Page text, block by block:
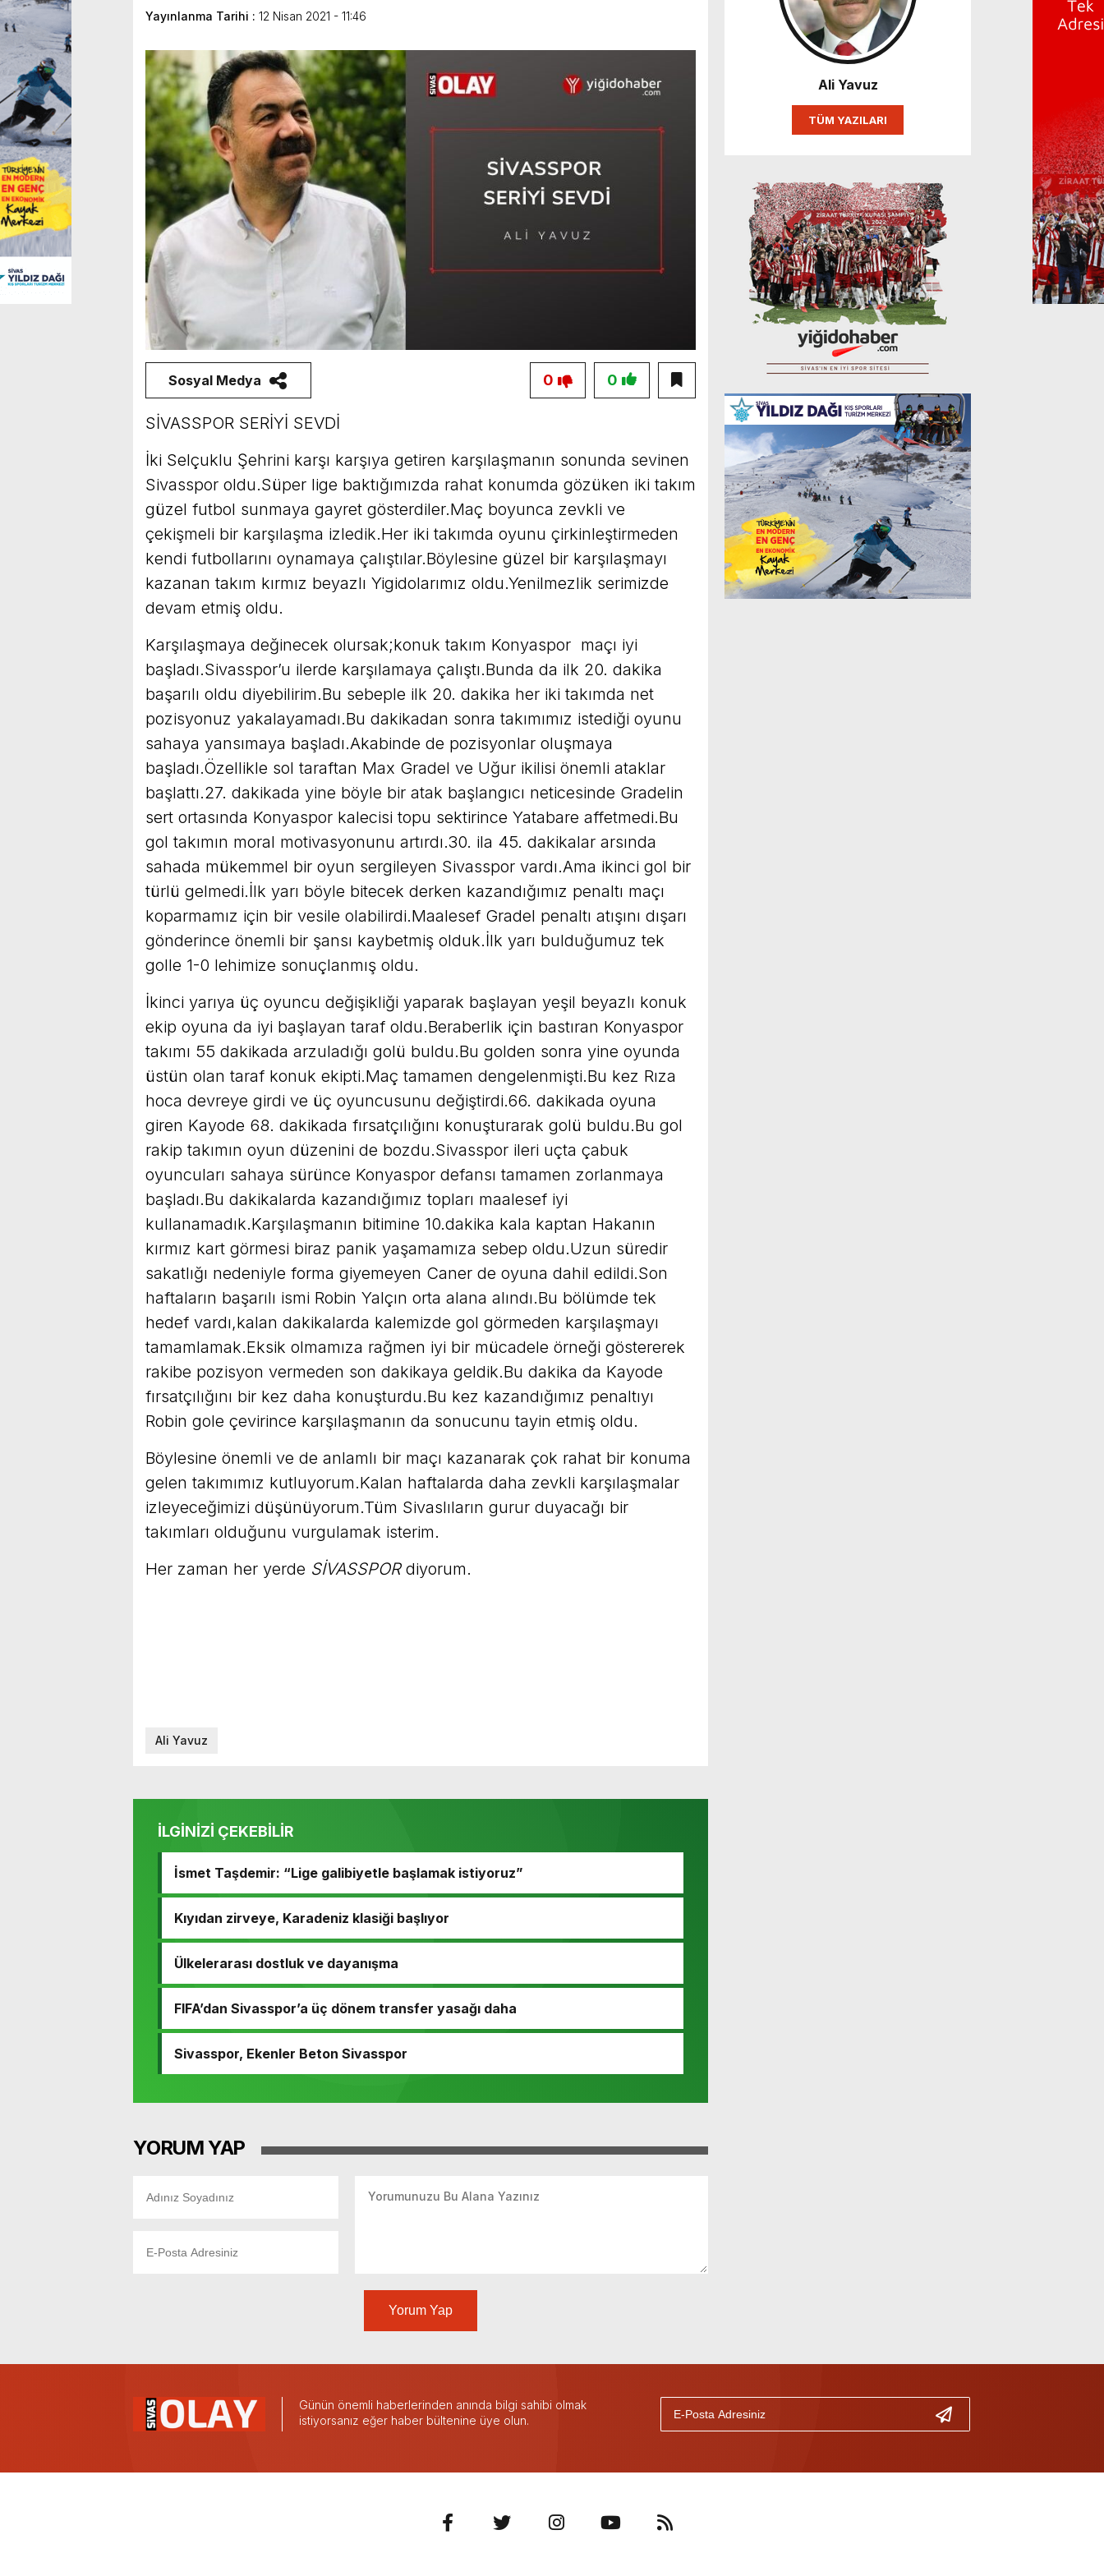
Yayınlanma Tarihi : 12 Nisan 2021 - 11:46
Sosyal Medya 0
0
SİVASSPOR SERİYİ SEVDİ
İki Selçuklu Şehrini karşı karşıya getiren karşılaşmanın sonunda sevinen
Sivasspor oldu.Süper lige baktığımızda rahat konumda gözüken iki takım
güzel futbol sunmaya gayret gösterdiler.Maç boyunca zevkli ve
çekişmeli bir karşılaşma izledik.Her iki takımda oyunu çirkinleştirmeden
kendi futbollarını oynamaya çalıştılar.Böylesine güzel bir karşılaşmayı
kazanan takım kırmız beyazlı Yigidolarımız oldu.Yenilmezlik serimizde
devam etmiş oldu.
Karşılaşmaya değinecek olursak;konuk takım Konyaspor maçı iyi
başladı.Sivasspor’u ilerde karşılamaya çalıştı.Bunda da ilk 20. dakika
başarılı oldu diyebilirim.Bu sebeple ilk 20. dakika her iki takımda net
pozisyonuz yakalayamadı.Bu dakikadan sonra takımımız istediği oyunu
sahaya yansımaya başladı.Akabinde de pozisyonlar oluşmaya
başladı.Özellikle sol taraftan Max Gradel ve Uğur ikilisi önemli ataklar
başlattı.27. dakikada yine böyle bir atak başlangıcı neticesinde Gradelin
sert ortasında Konyaspor kalecisi topu sektirince Yatabare affetmedi.Bu
gol takımın moral motivasyonunu artırdı.30. ila 45. dakikalar arsında
sahada mükemmel bir oyun sergileyen Sivasspor vardı.Ama ikinci gol bir
türlü gelmedi.İlk yarı böyle bitecek derken kazandığımız penaltı maçı
koparmamız için bir vesile olabilirdi.Maalesef Gradel penaltı atışını dışarı
gönderince önemli bir şansı kaybetmiş olduk.İlk yarı bulduğumuz tek
golle 1-0 lehimize sonuçlanmış oldu.
İkinci yarıya üç oyuncu değişikliği yaparak başlayan yeşil beyazlı konuk
ekip oyuna da iyi başlayan taraf oldu.Beraberlik için bastıran Konyaspor
takımı 55 dakikada arzuladığı golü buldu.Bu golden sonra yine oyunda
üstün olan taraf konuk ekipti.Maç tamamen dengelenmişti.Bu kez Rıza
hoca devreye girdi ve üç oyuncusunu değiştirdi.66. dakikada oyuna
giren Kayode 68. dakikada fırsatçılığını konuşturarak golü buldu.Bu gol
rakip takımın oyun düzenini de bozdu.Sivasspor ileri uçta çabuk
oyuncuları sahaya sürünce Konyaspor defansı tamamen zorlanmaya
başladı.Bu dakikalarda kazandığımız topları maalesef iyi
kullanamadık.Karşılaşmanın bitimine 10.dakika kala kaptan Hakanın
kırmız kart görmesi biraz panik yaşamamıza sebep oldu.Uzun süredir
sakatlığı nedeniyle forma giyemeyen Caner de oyuna dahil edildi.Son
haftaların başarılı ismi Robin Yalçın orta alana alındı.Bu bölümde tek
hedef vardı,kalan dakikalarda kalemizde gol görmeden karşılaşmayı
tamamlamak.Eksik olmamıza rağmen iyi bir mücadele örneği göstererek
rakibe pozisyon vermeden son dakikaya geldik.Bu dakika da Kayode
fırsatçılığını bir kez daha konuşturdu.Bu kez kazandığımız penaltıyı
Robin gole çevirince karşılaşmanın da sonucunu tayin etmiş oldu.
Böylesine önemli ve de anlamlı bir maçı kazanarak çok rahat bir konuma
gelen takımımız kutluyorum.Kalan haftalarda daha zevkli karşılaşmalar
izleyeceğimizi düşünüyorum.Tüm Sivaslıların gurur duyacağı bir
takımları olduğunu vurgulamak isterim.
Her zaman her yerde SİVASSPOR diyorum.
Ali Yavuz
İLGİNİZİ ÇEKEBİLİR
İsmet Taşdemir: “Lige galibiyetle başlamak istiyoruz”
Kıyıdan zirveye, Karadeniz klasiği başlıyor
Ülkelerarası dostluk ve dayanışma
FIFA’dan Sivasspor’a üç dönem transfer yasağı daha
Sivasspor, Ekenler Beton Sivasspor
YORUM YAP
Yorum Yap
Ali Yavuz
TÜM YAZILARI
Günün önemli haberlerinden anında bilgi sahibi olmak
istiyorsanız eğer haber bültenine üye olun.